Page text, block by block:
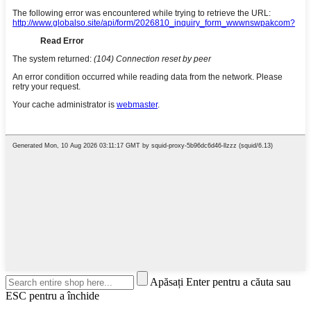
Apăsați Enter pentru a căuta sau
ESC pentru a închide